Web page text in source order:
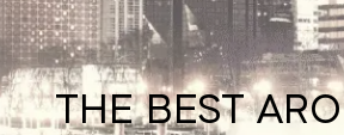
THE BEST